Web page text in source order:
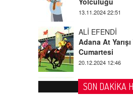
ALİ EFENDİ
Adana At
Cumartesi
20.12.2024 12:46
TUTKUNUN
Sağlıklı Bir
Bilinmesi
08.11.2024 13:16
SON DAKİKA